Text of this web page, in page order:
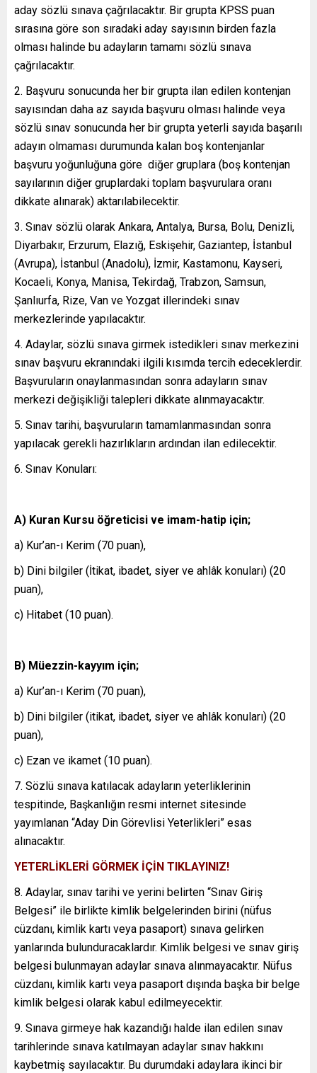
aday sözlü sınava çağrılacaktır. Bir grupta KPSS puan
sırasına göre son sıradaki aday sayısının birden fazla
olması halinde bu adayların tamamı sözlü sınava
çağrılacaktır.
2. Başvuru sonucunda her bir grupta ilan edilen kontenjan
sayısından daha az sayıda başvuru olması halinde veya
sözlü sınav sonucunda her bir grupta yeterli sayıda başarılı
adayın olmaması durumunda kalan boş kontenjanlar
başvuru yoğunluğuna göre diğer gruplara (boş kontenjan
sayılarının diğer gruplardaki toplam başvurulara oranı
dikkate alınarak) aktarılabilecektir.
3. Sınav sözlü olarak Ankara, Antalya, Bursa, Bolu, Denizli,
Diyarbakır, Erzurum, Elazığ, Eskişehir, Gaziantep, İstanbul
(Avrupa), İstanbul (Anadolu), İzmir, Kastamonu, Kayseri,
Kocaeli, Konya, Manisa, Tekirdağ, Trabzon, Samsun,
Şanlıurfa, Rize, Van ve Yozgat illerindeki sınav
merkezlerinde yapılacaktır.
4. Adaylar, sözlü sınava girmek istedikleri sınav merkezini
sınav başvuru ekranındaki ilgili kısımda tercih edeceklerdir.
Başvuruların onaylanmasından sonra adayların sınav
merkezi değişikliği talepleri dikkate alınmayacaktır.
5. Sınav tarihi, başvuruların tamamlanmasından sonra
yapılacak gerekli hazırlıkların ardından ilan edilecektir.
6. Sınav Konuları:
A) Kuran Kursu öğreticisi ve imam-hatip için;
a) Kur’an-ı Kerim (70 puan),
b) Dini bilgiler (İtikat, ibadet, siyer ve ahlâk konuları) (20
puan),
c) Hitabet (10 puan).
B) Müezzin-kayyım için;
a) Kur’an-ı Kerim (70 puan),
b) Dini bilgiler (itikat, ibadet, siyer ve ahlâk konuları) (20
puan),
c) Ezan ve ikamet (10 puan).
7. Sözlü sınava katılacak adayların yeterliklerinin
tespitinde, Başkanlığın resmi internet sitesinde
yayımlanan “Aday Din Görevlisi Yeterlikleri” esas
alınacaktır.
YETERLİKLERİ GÖRMEK İÇİN TIKLAYINIZ!
8. Adaylar, sınav tarihi ve yerini belirten “Sınav Giriş
Belgesi” ile birlikte kimlik belgelerinden birini (nüfus
cüzdanı, kimlik kartı veya pasaport) sınava gelirken
yanlarında bulunduracaklardır. Kimlik belgesi ve sınav giriş
belgesi bulunmayan adaylar sınava alınmayacaktır. Nüfus
cüzdanı, kimlik kartı veya pasaport dışında başka bir belge
kimlik belgesi olarak kabul edilmeyecektir.
9. Sınava girmeye hak kazandığı halde ilan edilen sınav
tarihlerinde sınava katılmayan adaylar sınav hakkını
kaybetmiş sayılacaktır. Bu durumdaki adaylara ikinci bir